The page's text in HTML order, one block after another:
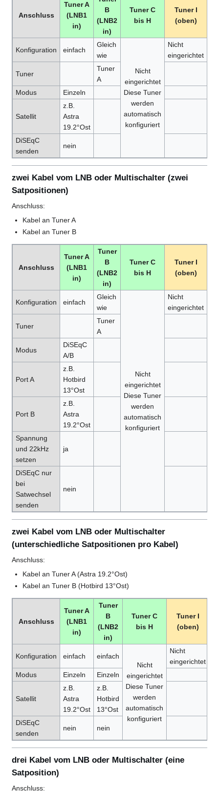
Anschluss
Tuner A
(LNB1
in)
B
(LNB2
in)
Tuner C
bis H
Tuner I
(oben)
Konfiguration einfach
Gleich
wie
Nicht
eingerichtet
Diese Tuner
werden
automatisch
konfiguriert
Nicht
eingerichtet
Tuner
Tuner
A
Modus
Einzeln
Satellit
z.B.
Astra
19.2°Ost
DiSEqC
senden
nein
zwei Kabel vom LNB oder Multischalter (zwei
Satpositionen)
Anschluss:
Kabel an Tuner A
Kabel an Tuner B
Anschluss
Tuner A
(LNB1
in)
Tuner
B
(LNB2
in)
Tuner C
bis H
Tuner I
(oben)
Konfiguration einfach
Gleich
wie
Nicht
eingerichtet
Diese Tuner
werden
automatisch
konfiguriert
Nicht
eingerichtet
Tuner
Tuner
A
Modus
DiSEqC
A/B
Port A
z.B.
Hotbird
13°Ost
Port B
z.B.
Astra
19.2°Ost
Spannung
und 22kHz
setzen
ja
DiSEqC nur
bei
Satwechsel
senden
nein
zwei Kabel vom LNB oder Multischalter
(unterschiedliche Satpositionen pro Kabel)
Anschluss:
Kabel an Tuner A (Astra 19.2°Ost)
Kabel an Tuner B (Hotbird 13°Ost)
Anschluss
Tuner A
(LNB1
in)
Tuner
B
(LNB2
in)
Tuner C
bis H
Tuner I
(oben)
Konfiguration einfach
einfach
Nicht
eingerichtet
Diese Tuner
werden
automatisch
konfiguriert
Nicht
eingerichtet
Modus
Einzeln Einzeln
Satellit
z.B.
Astra
19.2°Ost
z.B.
Hotbird
13°Ost
DiSEqC
senden
nein nein
drei Kabel vom LNB oder Multischalter (eine
Satposition)
Anschluss: